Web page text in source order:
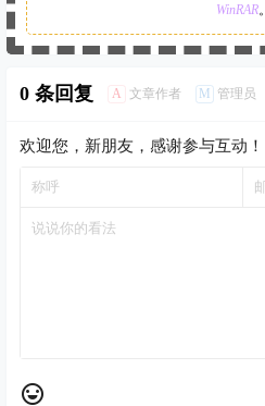
WinRAR。
0 条回复 A 文章作者 M 管理员
欢迎您，新朋友，感谢参与互动！